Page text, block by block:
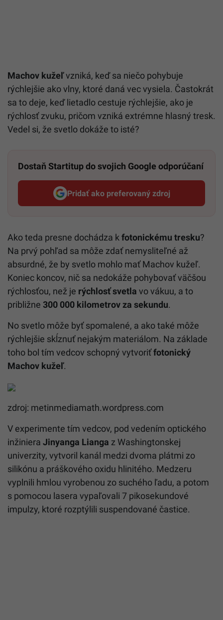
Machov kužeľvzniká, keď sa niečo pohybuje
rýchlejšie ako vlny, ktoré daná vec vysiela. Častokrát
sa to deje, keď lietadlo cestuje rýchlejšie, ako je
rýchlosť zvuku, pričom vzniká extrémne hlasný tresk.
Vedel si, že svetlo dokáže to isté?
Dostaň Startitup do svojich Google odporúčaní
Pridať ako preferovaný zdroj
Startitup, odkaz sa otvorí v
Ako teda presne dochádza k fotonickému tresku?
Na prvý pohľad sa môže zdať nemysliteľné až
absurdné, že by svetlo mohlo mať Machov kužeľ.
Koniec koncov, nič sa nedokáže pohybovať väčšou
rýchlosťou, než je rýchlosť svetla vo vákuu, a to
približne 300 000 kilometrov za sekundu.
No svetlo môže byť spomalené, a ako také môže
rýchlejšie skĺznuť nejakým materiálom. Na základe
toho bol tím vedcov schopný vytvoriťfotonický
Machov kužeľ.
zdroj: metinmediamath.wordpress.com
V experimente tím vedcov, pod vedením optického
inžiniera Jinyanga Lianga z Washingtonskej
univerzity, vytvoril kanál medzi dvoma plátmi zo
silikónu a práškového oxidu hlinitého. Medzeru
vyplnili hmlou vyrobenou zo suchého ľadu, a potom
s pomocou lasera vypaľovali 7 pikosekundové
impulzy, ktoré rozptýlili suspendované častice.